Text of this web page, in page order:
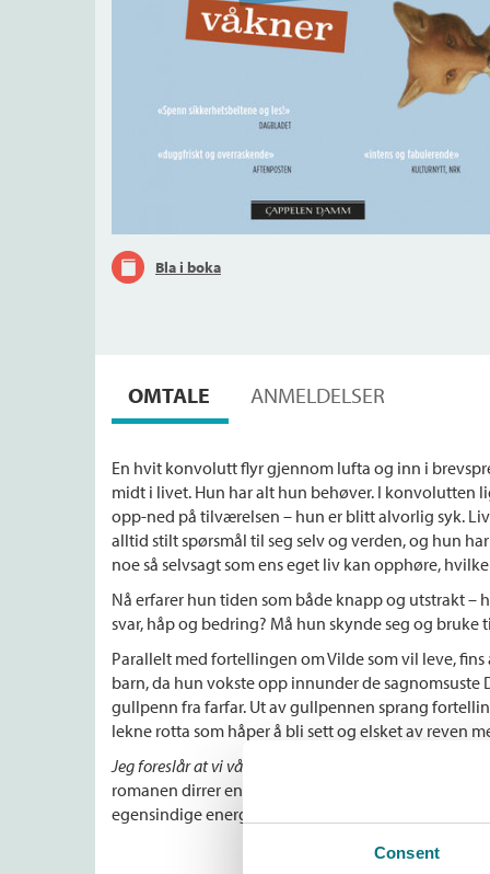
Consent
Bla i boka
OMTALE ANMELDELSER
En hvit konvolutt flyr gjennom lufta og inn i
midt i livet. Hun har alt hun behøver. I konvolutten
opp-ned på tilværelsen – hun er blitt alvorlig syk.
alltid stilt spørsmål til seg selv og verden, og hun
noe så selvsagt som ens eget liv kan opphøre,
Nå erfarer hun tiden som både knapp og utstrakt –
svar, håp og bedring? Må hun skynde seg og bruke
Parallelt med fortellingen om Vilde som vil leve,
barn, da hun vokste opp innunder de sagnomsuste
gullpenn fra farfar. Ut av gullpennen sprang
lekne rotta som håper å bli sett og elsket av reven
Jeg foreslår at vi våkner
romanen dirrer en naken nerve og en vill
egensindige energi og særegne humor.